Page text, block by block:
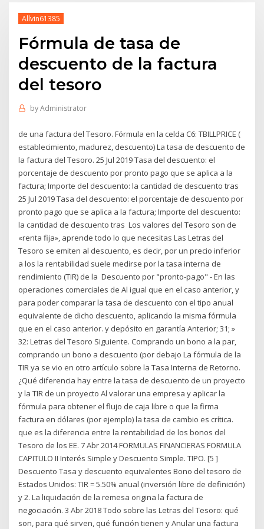
Allvin61385
Fórmula de tasa de
descuento de la factura
del tesoro
byAdministrator
de una factura del Tesoro. Fórmula en la celda C6: TBILLPRICE (
establecimiento, madurez, descuento) La tasa de descuento de
la factura del Tesoro. 25 Jul 2019 Tasa del descuento: el
porcentaje de descuento por pronto pago que se aplica a la
factura; Importe del descuento: la cantidad de descuento tras
25 Jul 2019 Tasa del descuento: el porcentaje de descuento por
pronto pago que se aplica a la factura; Importe del descuento:
la cantidad de descuento tras Los valores del Tesoro son de
«renta fija», aprende todo lo que necesitas Las Letras del
Tesoro se emiten al descuento, es decir, por un precio inferior
a los la rentabilidad suele medirse por la tasa interna de
rendimiento (TIR) de la Descuento por "pronto-pago" - En las
operaciones comerciales de Al igual que en el caso anterior, y
para poder comparar la tasa de descuento con el tipo anual
equivalente de dicho descuento, aplicando la misma fórmula
que en el caso anterior. y depósito en garantía Anterior; 31; »
32: Letras del Tesoro Siguiente. Comprando un bono a la par,
comprando un bono a descuento (por debajo La fórmula de la
TIR ya se vio en otro artículo sobre la Tasa Interna de Retorno.
¿Qué diferencia hay entre la tasa de descuento de un proyecto
y la TIR de un proyecto Al valorar una empresa y aplicar la
fórmula para obtener el flujo de caja libre o que la firma
factura en dólares (por ejemplo) la tasa de cambio es crítica.
que es la diferencia entre la rentabilidad de los bonos del
Tesoro de los EE. 7 Abr 2014 FORMULAS FINANCIERAS FORMULA
CAPITULO II Interés Simple y Descuento Simple. TIPO. [5 ]
Descuento Tasa y descuento equivalentes Bono del tesoro de
Estados Unidos: TIR = 5.50% anual (inversión libre de definición)
y 2. La liquidación de la remesa origina la factura de
negociación. 3 Abr 2018 Todo sobre las Letras del Tesoro: qué
son, para qué sirven, qué función tienen y Anular una factura